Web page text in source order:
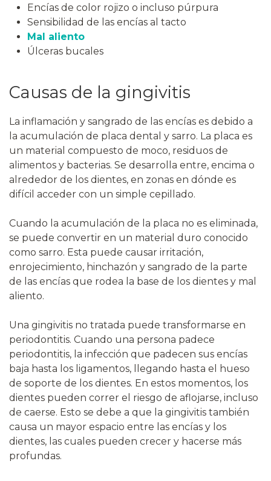
Encías de color rojizo o incluso púrpura
Sensibilidad de las encías al tacto
Mal aliento
Úlceras bucales
Causas de la gingivitis
La inflamación y sangrado de las encías es debido a
la acumulación de placa dental y sarro. La placa es
un material compuesto de moco, residuos de
alimentos y bacterias. Se desarrolla entre, encima o
alrededor de los dientes, en zonas en dónde es
difícil acceder con un simple cepillado.
Cuando la acumulación de la placa no es eliminada,
se puede convertir en un material duro conocido
como sarro. Esta puede causar irritación,
enrojecimiento, hinchazón y sangrado de la parte
de las encías que rodea la base de los dientes y mal
aliento.
Una gingivitis no tratada puede transformarse en
periodontitis. Cuando una persona padece
periodontitis, la infección que padecen sus encías
baja hasta los ligamentos, llegando hasta el hueso
de soporte de los dientes. En estos momentos, los
dientes pueden correr el riesgo de aflojarse, incluso
de caerse. Esto se debe a que la gingivitis también
causa un mayor espacio entre las encías y los
dientes, las cuales pueden crecer y hacerse más
profundas.